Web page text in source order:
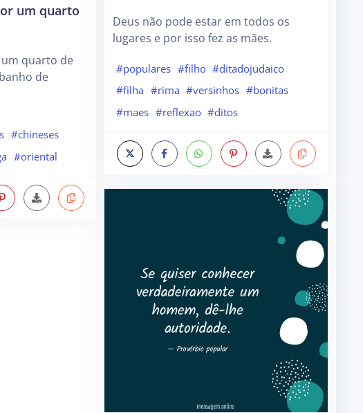
um quarto
quarto de
de
#chineses
#oriental
Deus não pode estar em todos os
lugares e por isso fez as mães.
#populares #filho #ditadojudaico
#filha #rima #versinhos #bonitas
#maes #reflexao #ditos